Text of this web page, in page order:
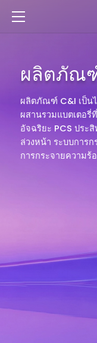
ผลิตภัณ
ผลิตภัณฑ์ C&I เป็น
ผสานรวมแบตเตอรี่
อัจฉริยะ PCS ประ
ล่วงหน้า ระบบการ
การกระจายความร้